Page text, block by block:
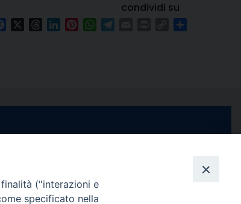
condividi su
FacebookThreadsLinkedInPinterestWhatsApp
Copy
YouTube
Channel
Feed
("interazioni e
specificato nella